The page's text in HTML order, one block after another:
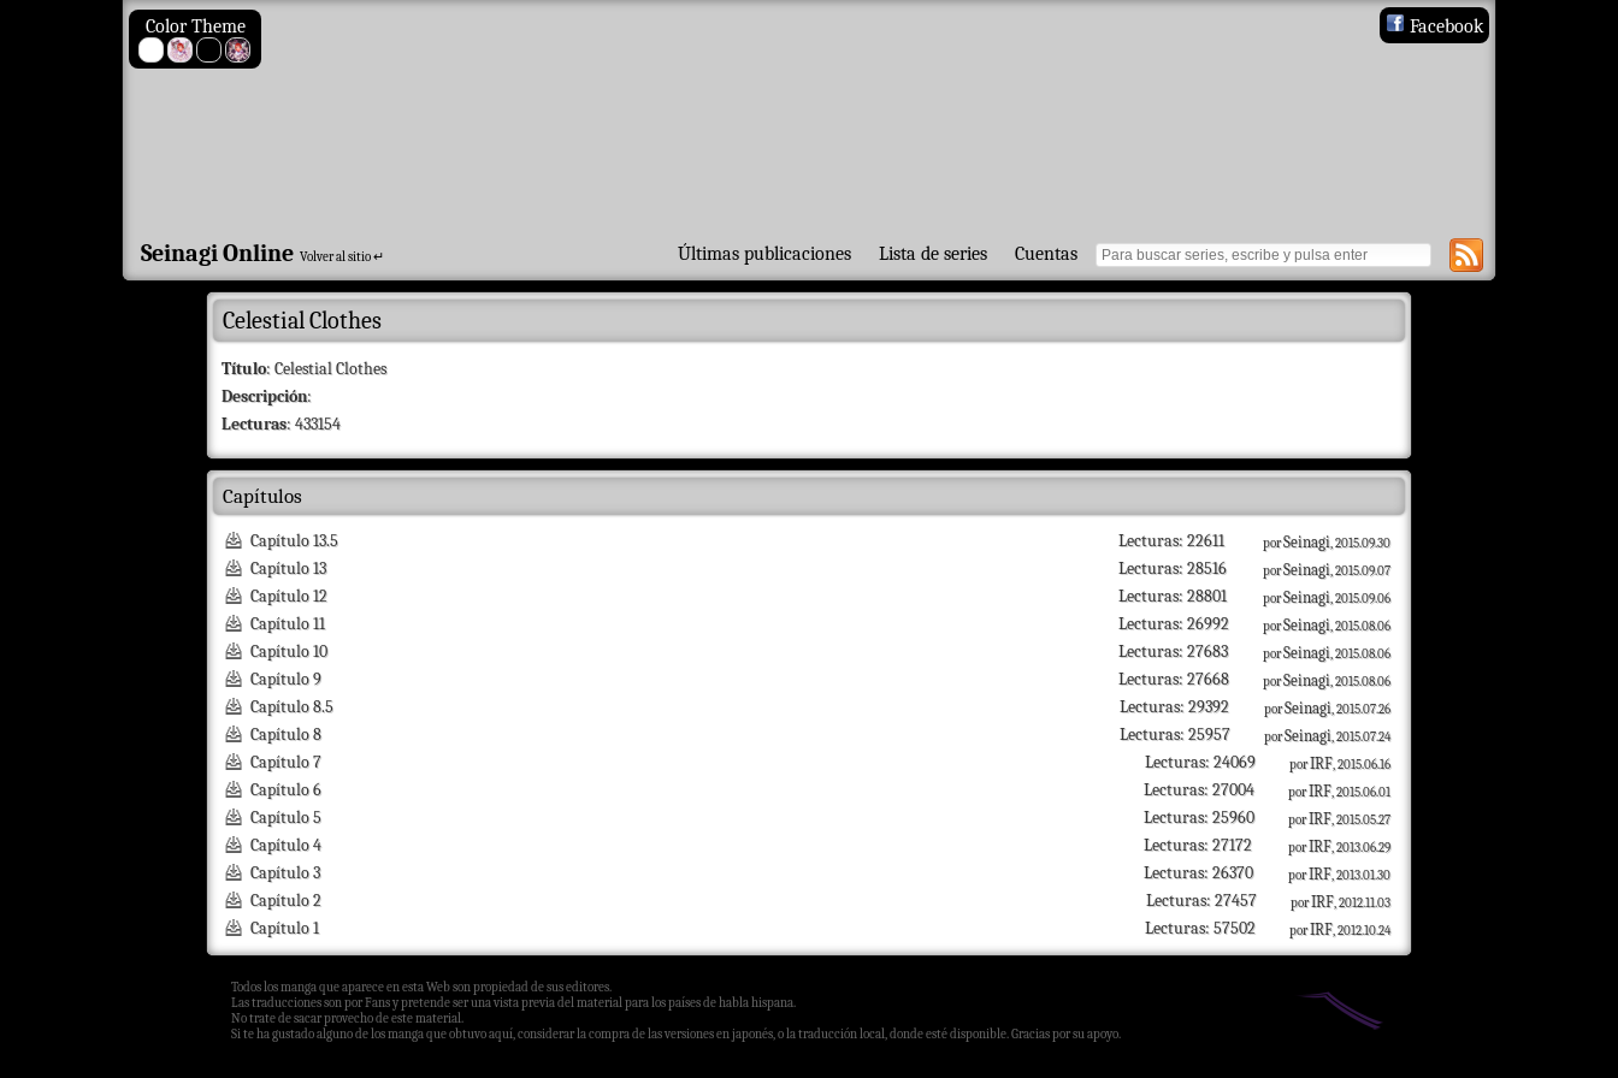
Color Theme Facebook
Últimas publicaciones Lista de series Cuentas
Seinagi Online Volver al sitio ↵
Celestial Clothes
Título: Celestial Clothes
Descripción:
Lecturas: 433154
Capítulos
Capítulo 13.5 porSeinagi, 2015.09.30
Lecturas: 22611
Capítulo 13
porSeinagi, 2015.09.07
Lecturas: 28516
Capítulo 12
porSeinagi, 2015.09.06
Lecturas: 28801
Capítulo 11
porSeinagi, 2015.08.06
Lecturas: 26992
Capítulo 10
porSeinagi, 2015.08.06
Lecturas: 27683
Capítulo 9
porSeinagi, 2015.08.06
Lecturas: 27668
Capítulo 8.5
porSeinagi, 2015.07.26
Lecturas: 29392
Capítulo 8
porSeinagi, 2015.07.24
Lecturas: 25957
Capítulo 7
porIRF, 2015.06.16
Lecturas: 24069
Capítulo 6
porIRF, 2015.06.01
Lecturas: 27004
Capítulo 5
porIRF, 2015.05.27
Lecturas: 25960
Capítulo 4
porIRF, 2013.06.29
Lecturas: 27172
Capítulo 3
porIRF, 2013.01.30
Lecturas: 26370
Capítulo 2
porIRF, 2012.11.03
Lecturas: 27457
Capítulo 1
porIRF, 2012.10.24
Lecturas: 57502
Todos los manga que aparece en esta Web son propiedad de sus editores.
Las traducciones son por Fans y pretende ser una vista previa del material para los países de habla hispana.
No trate de sacar provecho de este material.
Si te ha gustado alguno de los manga que obtuvo aquí, considerar la compra de las versiones en japonés, o la traducción local, donde esté disponible. Gracias por su apoyo.